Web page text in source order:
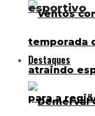
esportivo
Destaques